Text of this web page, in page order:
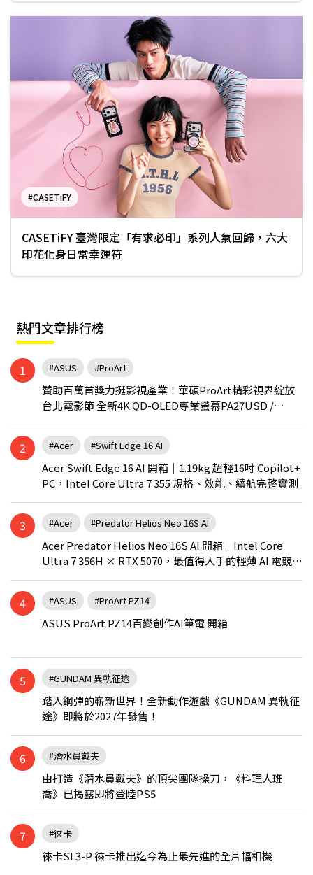
#CASETiFY
CASETiFY 臺灣限定「有求必印」系列人氣回歸，六大
印花化身日常幸運符
熱門文章排行榜
1 #ASUS #ProArt
贊助百萬首獎力挺影視產業！華碩ProArt精彩視界綻放
台北電影節 全新4K QD-OLED專業螢幕PA27USD /
PA279CDV乘勝追擊！
2 #Acer #Swift Edge 16 AI
Acer Swift Edge 16 AI 開箱｜1.19kg 超輕16吋 Copilot+
PC，Intel Core Ultra 7 355 規格、效能、續航完整實測
3 #Acer #Predator Helios Neo 16S AI
Acer Predator Helios Neo 16S AI 開箱｜Intel Core
Ultra 7 356H × RTX 5070，最值得入手的輕薄 AI 電競筆
電？
4 #ASUS #ProArt PZ14
ASUS ProArt PZ14百變創作AI筆電 開箱
5 #GUNDAM 異軌征途
踏入鋼彈的嶄新世界！全新動作遊戲《GUNDAM 異軌征
途》即將於2027年發售！
6 #潛水員戴夫
由打造《潛水員戴夫》的頂尖團隊操刀，《料理人班
喬》已揭露即將登陸PS5
7 #徠卡
徠卡SL3-P 徠卡推出迄今為止最先進的全片幅相機